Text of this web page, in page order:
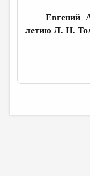
ПУБЛИЦИСТИКА
Евгений
летию Л. Н.